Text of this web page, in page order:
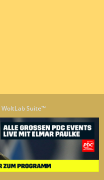
WoltLab Suite™